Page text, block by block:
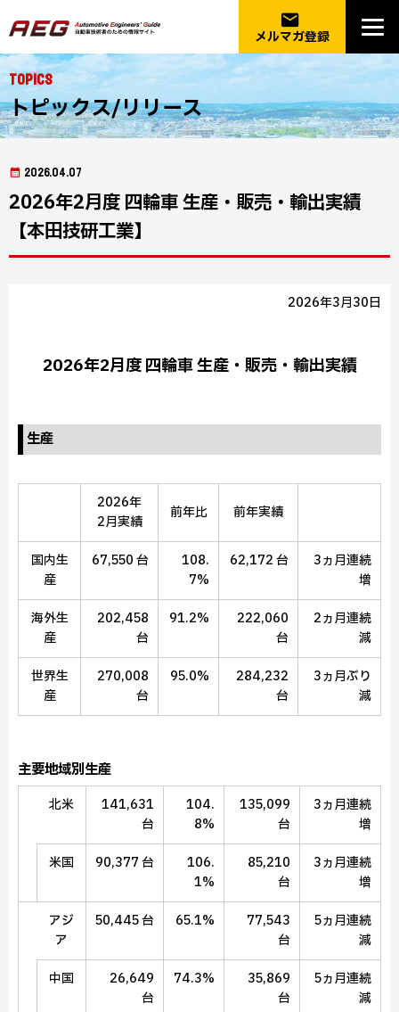
email
メルマガ登録
Topics
トピックス/リリース
2026.04.07
2026年2月度 四輪車 生産・販売・輸出実績
【本田技研工業】
2026年3月30日
2026年2月度 四輪車 生産・販売・輸出実績
生産
2026年
2月実績
前年比 前年実績
国内生
産
67,550 台
108.
7%
62,172 台
3ヵ月連続
増
海外生
産
202,458
台
91.2%
222,060
台
2ヵ月連続
減
世界生
産
270,008
台
95.0%
284,232
台
3ヵ月ぶり
減
主要地域別生産
北米
141,631
台
104.
8%
135,099
台
3ヵ月連続
増
米国 90,377 台
106.
1%
85,210
台
3ヵ月連続
増
アジ
ア
50,445 台 65.1%
77,543
台
5ヵ月連続
減
中国
26,649
台
74.3%
35,869
台
5ヵ月連続
減